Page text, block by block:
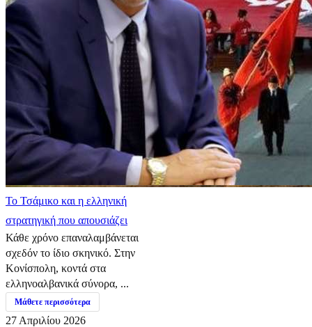
​Το Τσάμικο και η ελληνική
στρατηγική που απουσιάζει
Κάθε χρόνο επαναλαμβάνεται
σχεδόν το ίδιο σκηνικό. Στην
Κονίσπολη, κοντά στα
ελληνοαλβανικά σύνορα, ...
Μάθετε περισσότερα
27 Απριλίου 2026